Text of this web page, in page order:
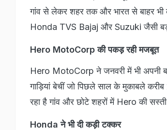
गांव से लेकर शहर तक और भारत से बाहर भी
Honda TVS Bajaj और Suzuki जैसी बड़ी
Hero MotoCorp की पकड़ रही मजबूत
Hero MotoCorp ने जनवरी में भी अपनी
गाड़ियां बेचीं जो पिछले साल के मुकाबले
रहा है गांव और छोटे शहरों में Hero की
Honda ने भी दी कड़ी टक्कर